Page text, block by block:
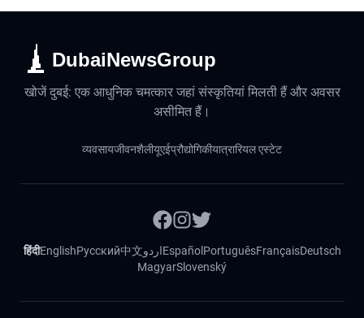
DubaiNewsGroup
खोजें दुबई: एक आधुनिक चमत्कार जहां संस्कृतियां मिलती हैं और अवसर
असीमित हैं।
व्यवसायजीवनशैलीयूएईप्रौद्योगिकीयात्रारियल एस्टेट
हिंदीEnglishРусский中文اردوEspañol PortuguêsFrançaisDeutsch
MagyarSlovenský